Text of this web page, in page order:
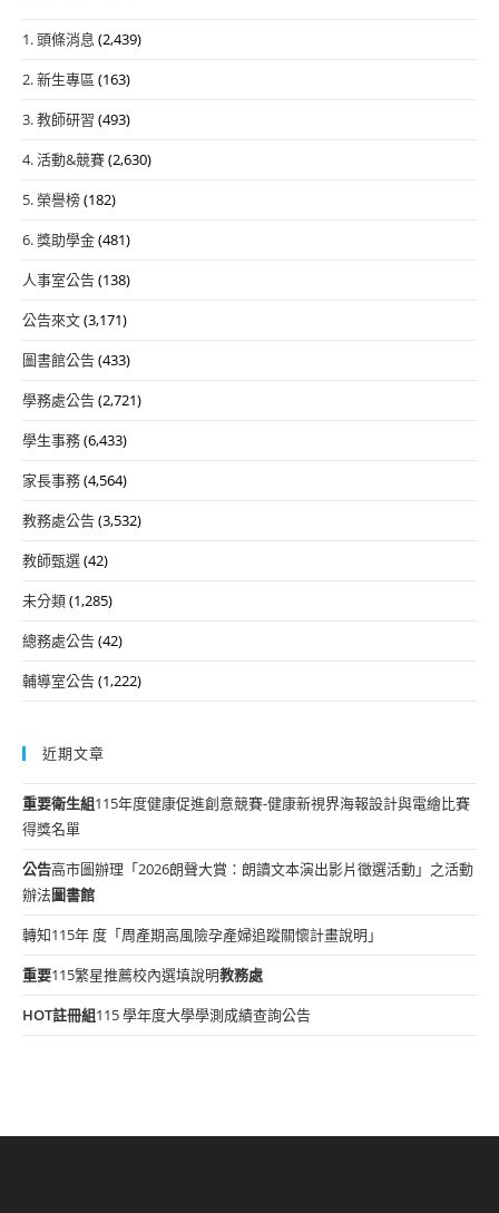
1. 頭條消息 (2,439)
2. 新生專區 (163)
3. 教師研習 (493)
4. 活動&競賽(2,630)
5. 榮譽榜(182)
6. 獎助學金(481)
人事室公告(138)
公告來文(3,171)
圖書館公告(433)
學務處公告(2,721)
學生事務(6,433)
家長事務(4,564)
教務處公告(3,532)
教師甄選(42)
未分類(1,285)
總務處公告(42)
輔導室公告(1,222)
近期文章
重要衛生組115年度健康促進創意競賽-健康新視界海報設計與電繪比賽
得獎名單
公告高市圖辦理「2026朗聲大賞：朗讀文本演出影片徵選活動」之活動
辦法圖書館
轉知115年 度「周產期高風險孕產婦追蹤關懷計畫說明」
重要115繁星推薦校內選填說明教務處
HOT註冊組115 學年度大學學測成績查詢公告